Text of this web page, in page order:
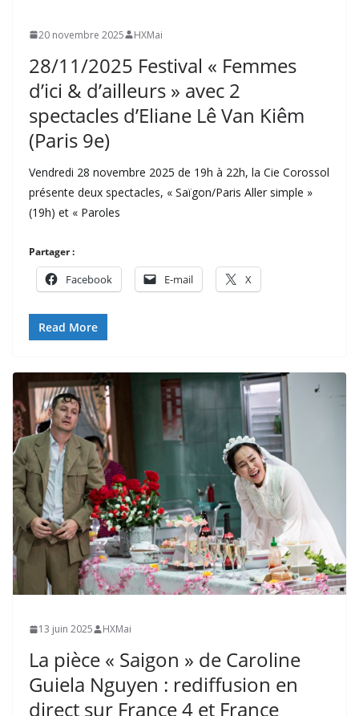
20 novembre 2025 HXMai
28/11/2025 Festival « Femmes
d’ici & d’ailleurs » avec 2
spectacles d’Eliane Lê Van Kiêm
(Paris 9e)
Vendredi 28 novembre 2025 de 19h à 22h, la Cie Corossol
présente deux spectacles, « Saïgon/Paris Aller simple »
(19h) et « Paroles
Partager :
Facebook E-mail X
Read More
13 juin 2025 HXMai
La pièce « Saigon » de Caroline
Guiela Nguyen : rediffusion en
direct sur France 4 et France